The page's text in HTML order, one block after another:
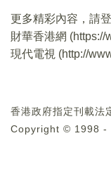
更多精彩內容，請
財華香港網 (https://
現代電視 (http://
香港政府指定刊載法
Copyright © 1998 -